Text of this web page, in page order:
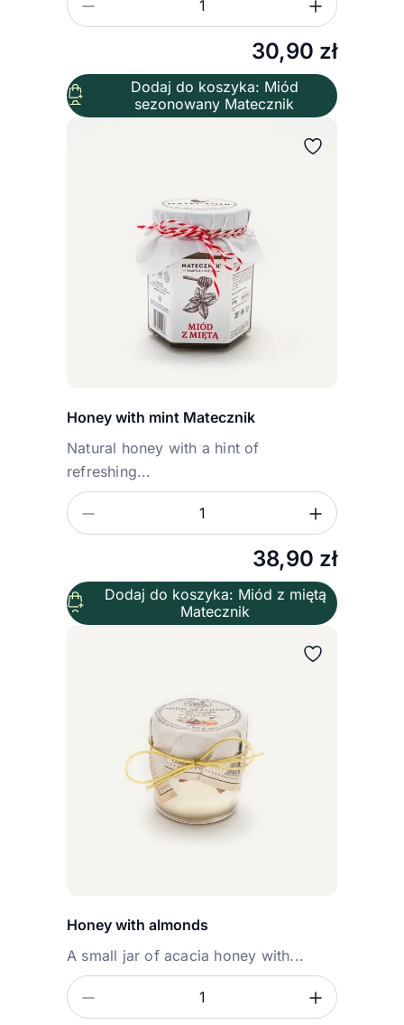
30,90 zł
Zmniejsz ilość
Dodaj do koszyka: Miód
sezonowany Matecznik
Honey with mint Matecznik
Natural honey with a hint of
refreshing...
38,90 zł
Zmniejsz ilość
Dodaj do koszyka: Miód z miętą
Matecznik
Honey with almonds
A small jar of acacia honey with...
Zmniejsz ilość